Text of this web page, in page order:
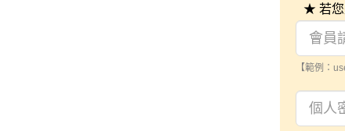
★ 若您
【範例：